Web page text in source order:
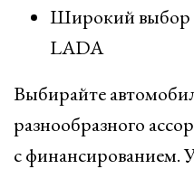
Широкий выбор
LADA
Выбирайте
разнообразного
с финансированием.